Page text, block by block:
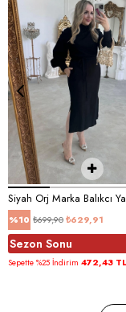
%10 ₺629,91
₺699,90
Sezon Sonu
Sepette %25 İndirim 472,43 TL